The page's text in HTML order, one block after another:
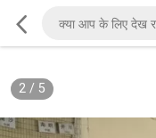
2/ 5